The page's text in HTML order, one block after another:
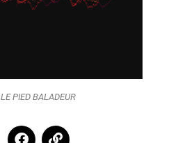
LE PIED BALADEUR